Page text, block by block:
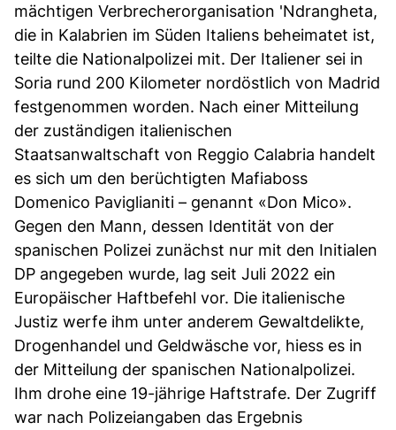
mächtigen Verbrecherorganisation 'Ndrangheta,
die in Kalabrien im Süden Italiens beheimatet ist,
teilte die Nationalpolizei mit. Der Italiener sei in
Soria rund 200 Kilometer nordöstlich von Madrid
festgenommen worden. Nach einer Mitteilung
der zuständigen italienischen
Staatsanwaltschaft von Reggio Calabria handelt
es sich um den berüchtigten Mafiaboss
Domenico Paviglianiti – genannt «Don Mico».
Gegen den Mann, dessen Identität von der
spanischen Polizei zunächst nur mit den Initialen
DP angegeben wurde, lag seit Juli 2022 ein
Europäischer Haftbefehl vor. Die italienische
Justiz werfe ihm unter anderem Gewaltdelikte,
Drogenhandel und Geldwäsche vor, hiess es in
der Mitteilung der spanischen Nationalpolizei.
Ihm drohe eine 19-jährige Haftstrafe. Der Zugriff
war nach Polizeiangaben das Ergebnis